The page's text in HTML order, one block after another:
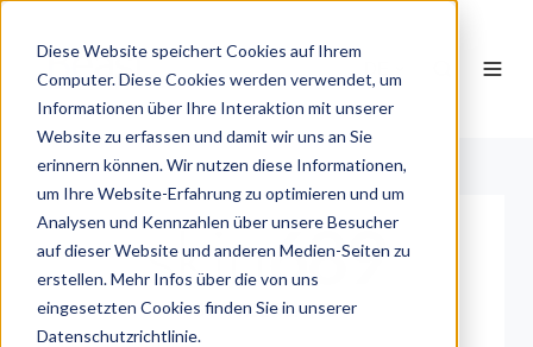
Diese Website speichert Cookies auf Ihrem
Computer. Diese Cookies werden verwendet, um
Informationen über Ihre Interaktion mit unserer
Website zu erfassen und damit wir uns an Sie
erinnern können. Wir nutzen diese Informationen,
um Ihre Website-Erfahrung zu optimieren und um
Analysen und Kennzahlen über unsere Besucher
auf dieser Website und anderen Medien-Seiten zu
erstellen. Mehr Infos über die von uns
eingesetzten Cookies finden Sie in unserer
Datenschutzrichtlinie.